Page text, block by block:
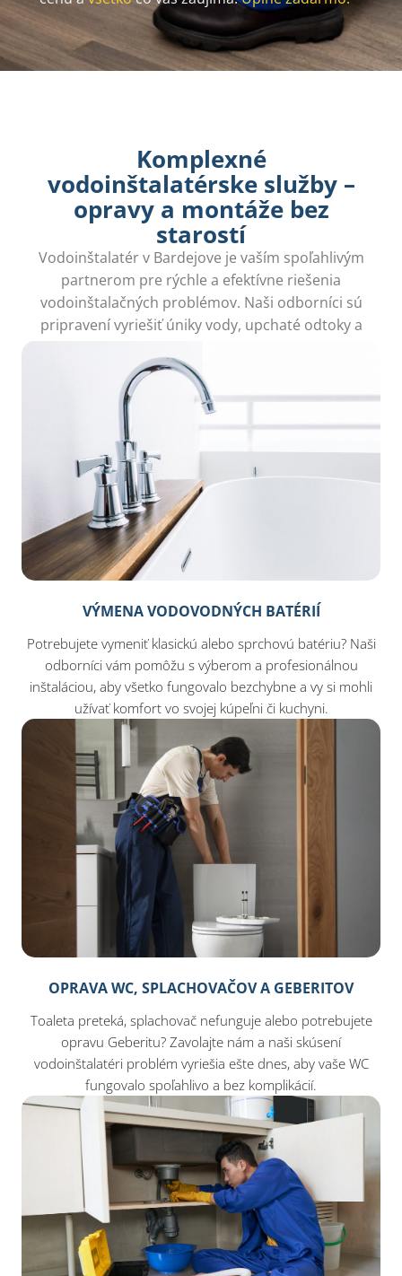
Komplexné
vodoinštalatérske služby –
opravy a montáže bez
starostí
Vodoinštalatér v Bardejove je vaším spoľahlivým
partnerom pre rýchle a efektívne riešenia
vodoinštalačných problémov. Naši odborníci sú
pripravení vyriešiť úniky vody, upchaté odtoky a
VÝMENA VODOVODNÝCH BATÉRIÍ
Potrebujete vymeniť klasickú alebo sprchovú batériu? Naši
odborníci vám pomôžu s výberom a profesionálnou
inštaláciou, aby všetko fungovalo bezchybne a vy si mohli
užívať komfort vo svojej kúpeľni či kuchyni.
OPRAVA WC, SPLACHOVAČOV A GEBERITOV
Toaleta preteká, splachovač nefunguje alebo potrebujete
opravu Geberitu? Zavolajte nám a naši skúsení
vodoinštalatéri problém vyriešia ešte dnes, aby vaše WC
fungovalo spoľahlivo a bez komplikácií.